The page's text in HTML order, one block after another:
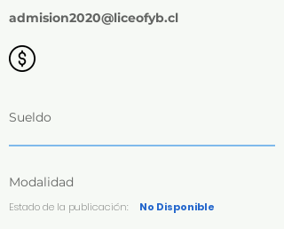
admision2020@liceofyb.cl
Sueldo
Modalidad
Estado de la publicación: No Disponible